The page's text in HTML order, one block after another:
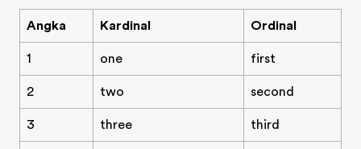
Karir
Bergabung dengan tim kami
Angka Kardinal Ordinal
1 one first
2 two second
3 three third